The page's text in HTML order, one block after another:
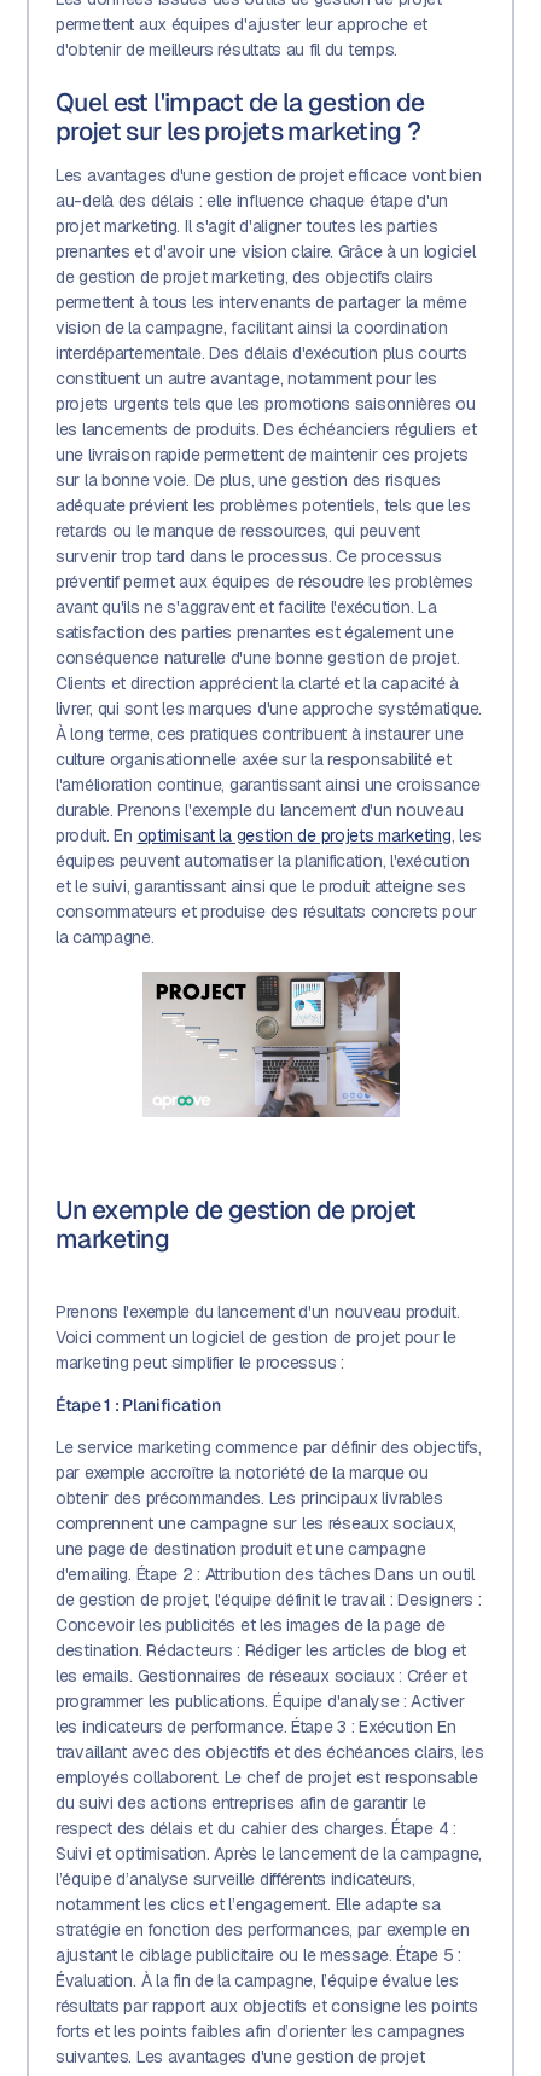
permettent aux équipes d'ajuster leur approche et
d'obtenir de meilleurs résultats au fil du temps.
Quel est l'impact de la gestion de
projet sur les projets marketing ?
Les avantages d'une gestion de projet efficace vont bien
au-delà des délais : elle influence chaque étape d'un
projet marketing. Il s'agit d'aligner toutes les parties
prenantes et d'avoir une vision claire. Grâce à un logiciel
de gestion de projet marketing, des objectifs clairs
permettent à tous les intervenants de partager la même
vision de la campagne, facilitant ainsi la coordination
interdépartementale. Des délais d'exécution plus courts
constituent un autre avantage, notamment pour les
projets urgents tels que les promotions saisonnières ou
les lancements de produits. Des échéanciers réguliers et
une livraison rapide permettent de maintenir ces projets
sur la bonne voie. De plus, une gestion des risques
adéquate prévient les problèmes potentiels, tels que les
retards ou le manque de ressources, qui peuvent
survenir trop tard dans le processus. Ce processus
préventif permet aux équipes de résoudre les problèmes
avant qu'ils ne s'aggravent et facilite l'exécution. La
satisfaction des parties prenantes est également une
conséquence naturelle d'une bonne gestion de projet.
Clients et direction apprécient la clarté et la capacité à
livrer, qui sont les marques d'une approche systématique.
À long terme, ces pratiques contribuent à instaurer une
culture organisationnelle axée sur la responsabilité et
l'amélioration continue, garantissant ainsi une croissance
durable. Prenons l'exemple du lancement d'un nouveau
produit. En optimisant la gestion de projets marketing, les
équipes peuvent automatiser la planification, l'exécution
et le suivi, garantissant ainsi que le produit atteigne ses
consommateurs et produise des résultats concrets pour
la campagne.
Un exemple de gestion de projet
marketing
Prenons l'exemple du lancement d'un nouveau produit.
Voici comment un logiciel de gestion de projet pour le
marketing peut simplifier le processus :
Étape 1 : Planification
Le service marketing commence par définir des objectifs,
par exemple accroître la notoriété de la marque ou
obtenir des précommandes. Les principaux livrables
comprennent une campagne sur les réseaux sociaux,
une page de destination produit et une campagne
d'emailing. Étape 2 : Attribution des tâches Dans un outil
de gestion de projet, l'équipe définit le travail : Designers :
Concevoir les publicités et les images de la page de
destination. Rédacteurs : Rédiger les articles de blog et
les emails. Gestionnaires de réseaux sociaux : Créer et
programmer les publications. Équipe d'analyse : Activer
les indicateurs de performance. Étape 3 : Exécution En
travaillant avec des objectifs et des échéances clairs, les
employés collaborent. Le chef de projet est responsable
du suivi des actions entreprises afin de garantir le
respect des délais et du cahier des charges. Étape 4 :
Suivi et optimisation. Après le lancement de la campagne,
l’équipe d’analyse surveille différents indicateurs,
notamment les clics et l’engagement. Elle adapte sa
stratégie en fonction des performances, par exemple en
ajustant le ciblage publicitaire ou le message. Étape 5 :
Évaluation. À la fin de la campagne, l’équipe évalue les
résultats par rapport aux objectifs et consigne les points
forts et les points faibles afin d’orienter les campagnes
suivantes. Les avantages d'une gestion de projet